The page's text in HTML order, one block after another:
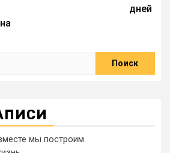
дней
мы построим